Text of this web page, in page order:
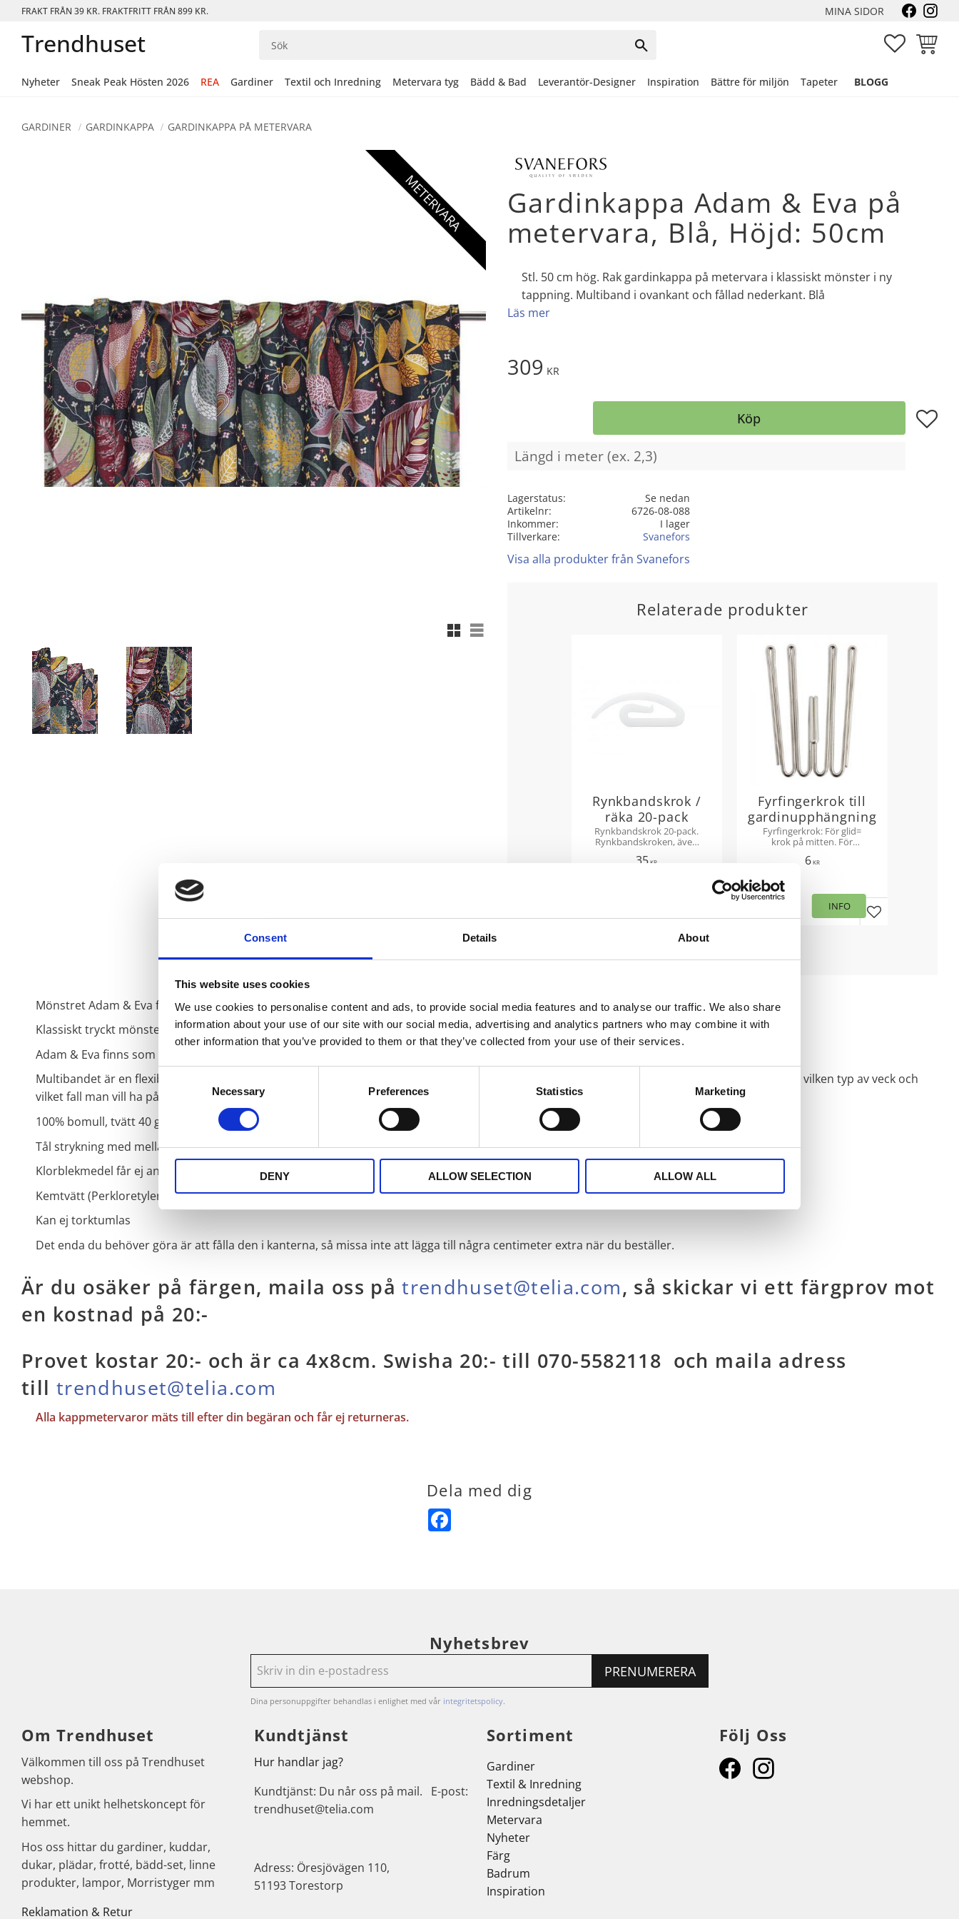
Consent Details About
This website uses cookies
We use cookies to personalise content and ads, to provide social media features and to analyse our traffic. We also share
information about your use of our site with our social media, advertising and analytics partners who may combine it with
other information that you’ve provided to them or that they’ve collected from your use of their services.
Consent
Necessary Preferences Statistics Marketing
DENY ALLOW SELECTION ALLOW ALL
FRAKT FRÅN 39 KR. FRAKTFRITT FRÅN 899 KR. MINA SIDOR
Trendhuset FAVORITER
Nyheter Sneak Peak Hösten 2026 REA Gardiner Textil och Inredning Metervara tyg Bädd & Bad Leverantör-Designer Inspiration Bättre för miljön Tapeter BLOGG
GARDINER GARDINKAPPA GARDINKAPPA PÅ METERVARA
Gardinkappa Adam & Eva på
metervara, Blå, Höjd: 50cm
Stl. 50 cm hög. Rak gardinkappa på metervara i klassiskt mönster i ny
tappning. Multiband i ovankant och fållad nederkant. Blå
Läs mer
METERVARA
Rutnätsvy
Listvy
309 KR
Köp Lägg
Lagerstatus
Se nedan
Artikelnr
6726-08-088
Inkommer
I lager
Tillverkare
Svanefors
Visa alla produkter från Svanefors
Relaterade produkter
Rynkbandskrok /
räka 20-pack
Rynkbandskrok 20-pack.
Rynkbandskroken, även
gardiner med multiband
35KR
Lägg till i favoriter
Fyrfingerkrok till
gardinupphängning
Fyrfingerkrok: För glid=
krok på mitten. För
högst upp. Stl: 55 mm.
6KR
Lägg till i
INFO
Mönstret Adam & Eva finns i många olika produkter följ länkenADAM & EVAså hittar du alla produkter
Klassiskt tryckt mönster i ny tappning. Gardinkappa på metervara med multiband i ovankant och fållad nederkant, 50cm bred.
Adam & Eva finns som metervara, gardinlängd, kuddfodral, pappersservett och gardinkappa.
Multibandet är en flexibel lösning som gör att gardinen kan hängas upp antingen med fingerkrokar, räkor eller direkt på en stång beroende på vilken typ av veck och
vilket fall man vill ha på gardinen.
100% bomull, tvätt 40 grader skontvätt
Tål strykning med mellanhög temperatur
Klorblekmedel får ej användas
Kemtvätt (Perkloretylen)
Kan ej torktumlas
Det enda du behöver göra är att fålla den i kanterna, så missa inte att lägga till några centimeter extra när du beställer.
Är du osäker på färgen, maila oss påtrendhuset@telia.com, så skickar vi ett färgprov mot
en kostnad på 20:-
Provet kostar 20:- och är ca 4x8cm. Swisha 20:- till 070-5582118 och maila adress
till trendhuset@telia.com
Alla kappmetervaror mäts till efter din begäran och får ej returneras.
Dela med dig
Nyhetsbrev
PRENUMERERA
Dina personuppgifter behandlas i enlighet med vår integritetspolicy.
Om Trendhuset
Välkommen till oss på Trendhuset
webshop.
Vi har ett unikt helhetskoncept för
hemmet.
Hos oss hittar du gardiner, kuddar,
dukar, plädar, frotté, bädd-set, linne
produkter, lampor, Morristyger mm
Reklamation & Retur
Kundtjänst
Hur handlar jag?
Kundtjänst: Du når oss på mail. E-post:
trendhuset@telia.com
Adress: Öresjövägen 110,
51193 Torestorp
Sortiment
Gardiner
Textil & Inredning
Inredningsdetaljer
Metervara
Nyheter
Färg
Badrum
Inspiration
Följ Oss